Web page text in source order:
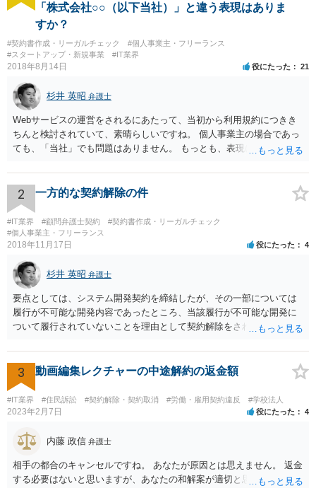
「株式会社○○（以下当社）」と違う表現はありま
すか？
#契約書作成・リーガルチェック
#個人事業主・フリーランス
#スタートアップ・新規事業
#IT業界
2018年8月14日 役にたった 21
杉井 英昭 弁護士
Webサービスの運営をされるにあたって、当初から利用規約につきき
ちんと検討されていて、素晴らしいですね。 個人事業主の場合であっ
ても、「当社」でも問題はありません。 もっとも、表現に違和感があ
さんが「ABCウェブサービス」の屋号で事業を運営する際には、「当
社」の代わりに「ABCウェブサービス」とか「ABCWS」を使う等で
す。
2 一方的な契約解除の件
#IT業界 #顧問弁護士契約
#契約書作成・リーガルチェック
#個人事業主・フリーランス
2018年11月17日 役にたった 4
杉井 英昭 弁護士
要点としては、システム開発契約を締結したが、その一部については
履行が不可能な開発内容であったところ、当該履行が不可能な開発に
ついて履行されていないことを理由として契約解除をされた。そこ
いうご質問であると理解しました。 まず、「物理的にできない開発で
一方的に契約不履行のように伝えられ」とのことですが、「物理的に
できない」と真に言えるのかどうか、なぜ「物理的にできない開発」
を請け負うことになったのかが問題です。 もし、「物理的にできな
い」という意味が、単に「契約に記載された納期では間に合わない」
ですから、契約解除は有効です。 「物理的にできない」が、そもそも
そのような開発は理論的に不可能（例えば、タイムマシンを作るとい
う契約等）であれば、契約自体が無効になる可能性があります。 いず
れの場合であっても、結局は、上記の「物理的にできない」部分を除
3 動画編集レクチャーの中途解約の返金額
#IT業界 #住民訴訟 #契約解除・契約取消 #労働・雇用契約違反 #学校法人
2023年2月7日 役にたった 4
内藤 政信 弁護士
相手の都合のキャンセルですね。 あなたが原因とは思えません。 返金
する必要はないと思いますが、あなたの和解案が適切と思います。